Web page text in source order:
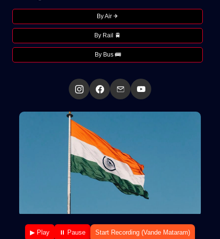
By Air ✈
By Rail 🚆
By Bus 🚌
▶ Play ⏸ Pause Start Recording (Vande Mataram)